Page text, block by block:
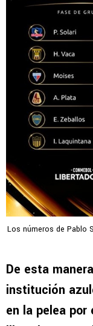
Los números de Pablo
De esta
institución
en la pelea